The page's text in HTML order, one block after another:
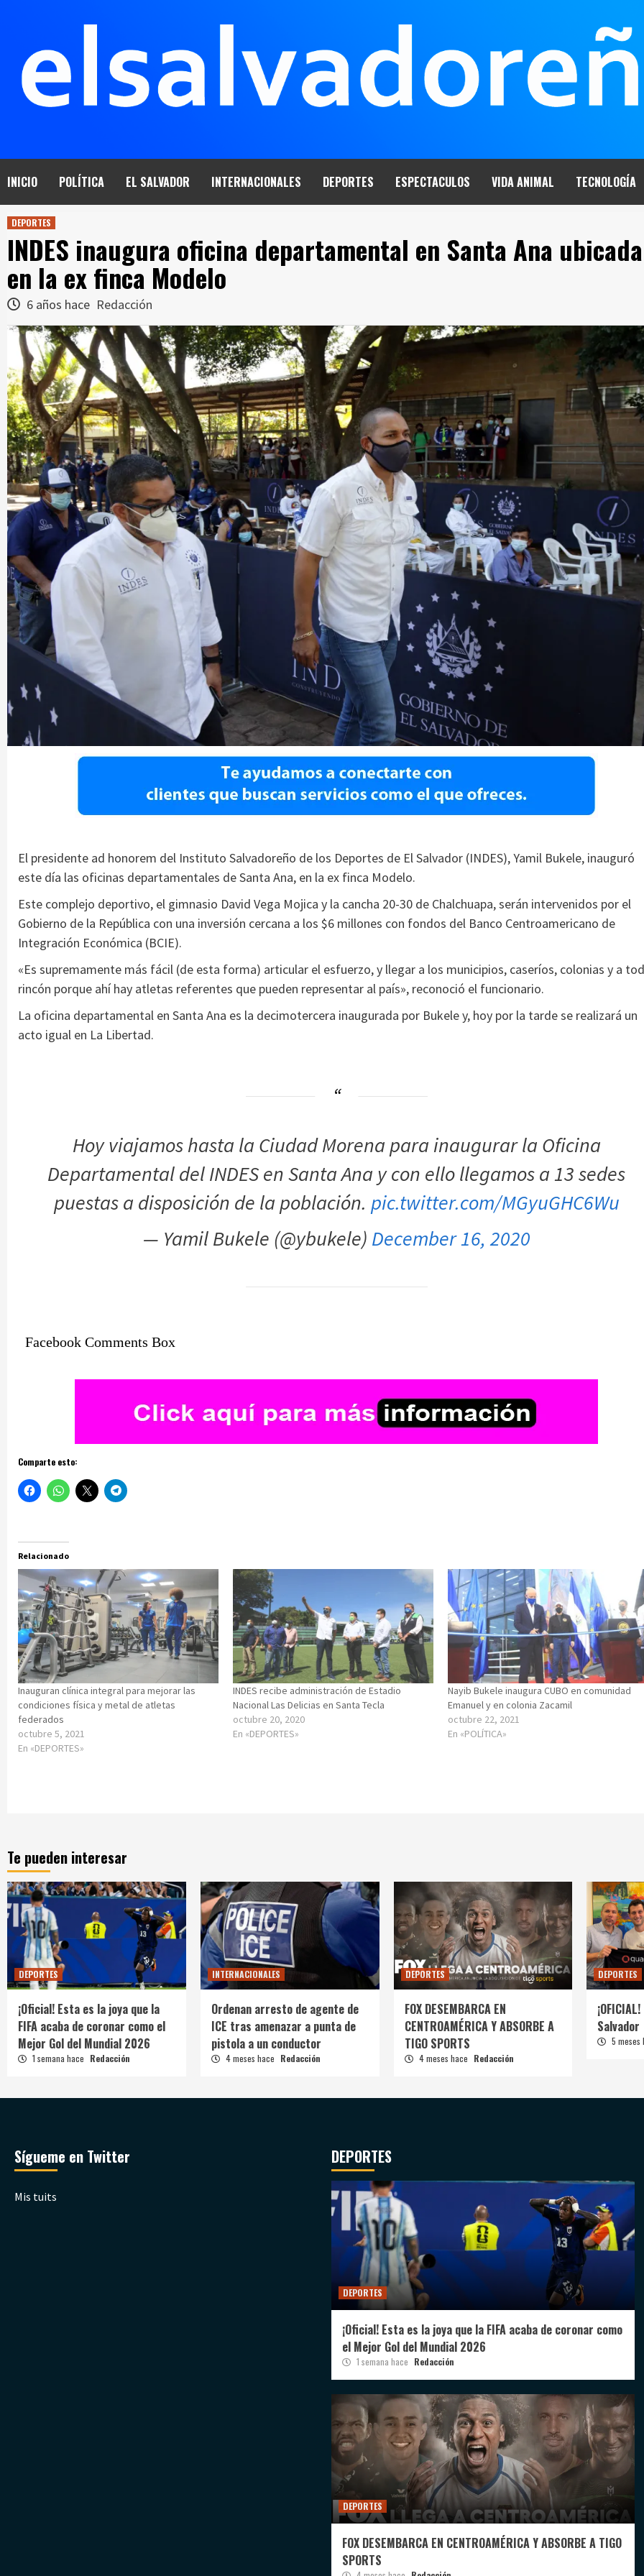
INICIO POLÍTICA EL SALVADOR INTERNACIONALES DEPORTES ESPECTACULOS VIDA ANIMAL TECNOLOGÍA
DEPORTES
INDES inaugura oficina departamental en Santa Ana ubicada
en la ex finca Modelo
6 años hace Redacción
El presidente ad honorem del Instituto Salvadoreño de los Deportes de El Salvador (INDES), Yamil Bukele, inauguró
este día las oficinas departamentales de Santa Ana, en la ex finca Modelo.
Este complejo deportivo, el gimnasio David Vega Mojica y la cancha 20-30 de Chalchuapa, serán intervenidos por el
Gobierno de la República con una inversión cercana a los $6 millones con fondos del Banco Centroamericano de
Integración Económica (BCIE).
«Es supremamente más fácil (de esta forma) articular el esfuerzo, y llegar a los municipios, caseríos, colonias y a
rincón porque ahí hay atletas referentes que pueden representar al país», reconoció el funcionario.
La oficina departamental en Santa Ana es la decimotercera inaugurada por Bukele y, hoy por la tarde se realizará un
acto igual en La Libertad.
Hoy viajamos hasta la Ciudad Morena para inaugurar la Oficina
Departamental del INDES en Santa Ana y con ello llegamos a 13 sedes
puestas a disposición de la población. pic.twitter.com/MGyuGHC6Wu
— Yamil Bukele (@ybukele) December 16, 2020
Facebook Comments Box
Comparte esto:
Relacionado
Inauguran clínica integral para mejorar las
condiciones física y metal de atletas
federados
octubre 5, 2021
En «DEPORTES»
INDES recibe administración de Estadio
Nacional Las Delicias en Santa Tecla
octubre 20, 2020
En «DEPORTES»
Nayib Bukele inaugura CUBO en comunidad
Emanuel y en colonia Zacamil
octubre 22, 2021
En «POLÍTICA»
Te pueden interesar
DEPORTES
¡Oficial! Esta es la joya que la
FIFA acaba de coronar como el
Mejor Gol del Mundial 2026
1 semana hace Redacción
INTERNACIONALES
Ordenan arresto de agente de
ICE tras amenazar a punta de
pistola a un conductor
4 meses hace Redacción
DEPORTES
FOX DESEMBARCA EN
CENTROAMÉRICA Y ABSORBE A
TIGO SPORTS
4 meses hace Redacción
DEPORTES
Salvador
5
Sígueme en Twitter
Mis tuits
DEPORTES
DEPORTES
¡Oficial! Esta es la joya que la FIFA acaba de coronar como
el Mejor Gol del Mundial 2026
1 semana hace Redacción
DEPORTES
FOX DESEMBARCA EN CENTROAMÉRICA Y ABSORBE A TIGO
SPORTS